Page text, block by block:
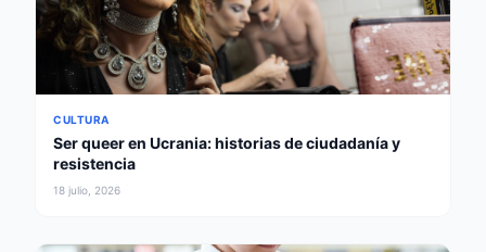
CULTURA
Ser queer en Ucrania: historias de ciudadanía y
resistencia
18 julio, 2026